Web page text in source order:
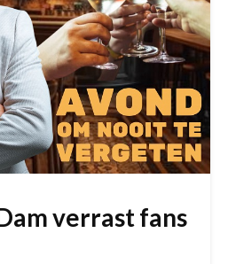
verrast fans